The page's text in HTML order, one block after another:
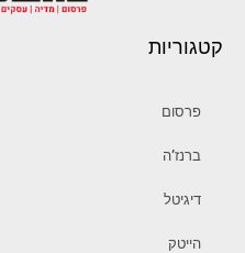
קטגוריות
פרסום
ברנז’ה
דיגיטל
הייטק